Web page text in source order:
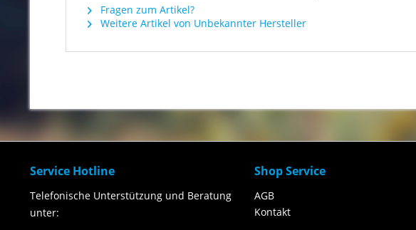
Fragen zum Artikel?
Weitere Artikel von Unbekannter Hersteller
Service Hotline
Telefonische Unterstützung und Beratung
unter:
Shop Service
AGB
Kontakt